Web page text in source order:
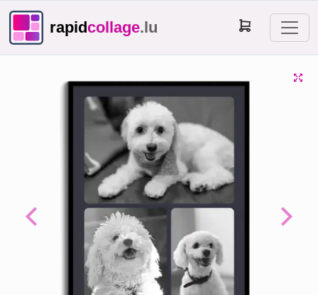
rapidcollage.lu
Previous Next